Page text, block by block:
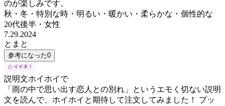
のが楽しみです。
秋・冬・特別な時・明るい・暖かい・柔らかな・個性的な
20代後半 ・ 女性
7.29.2024
とまと
参考になった0
説明文ホイホイで
「雨の中で思い出す恋人との別れ」というエモく切ない説明
文を読んで、ホイホイと期待して注文してみました！ プッ